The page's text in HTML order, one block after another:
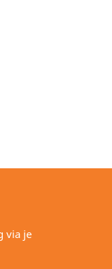
via je